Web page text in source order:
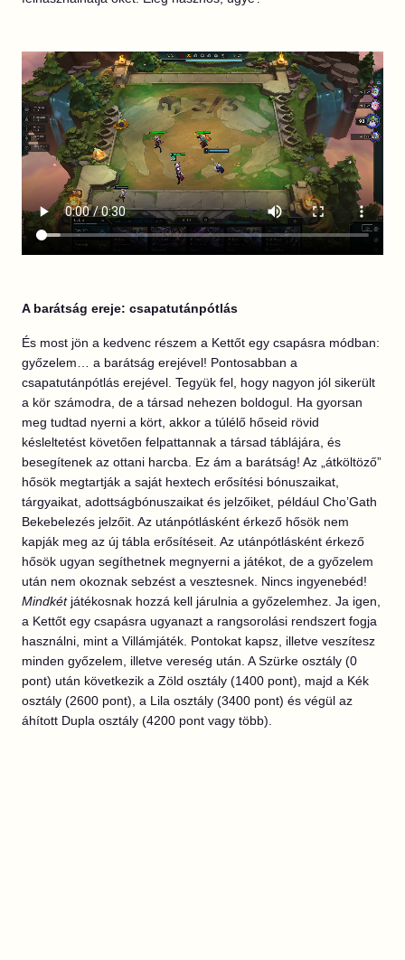
A barátság ereje: csapatutánpótlás
És most jön a kedvenc részem a Kettőt egy csapásra módban:
győzelem… a barátság erejével! Pontosabban a
csapatutánpótlás erejével. Tegyük fel, hogy nagyon jól sikerült
a kör számodra, de a társad nehezen boldogul. Ha gyorsan
meg tudtad nyerni a kört, akkor a túlélő hőseid rövid
késleltetést követően felpattannak a társad táblájára, és
besegítenek az ottani harcba. Ez ám a barátság! Az „átköltöző”
hősök megtartják a saját hextech erősítési bónuszaikat,
tárgyaikat, adottságbónuszaikat és jelzőiket, például Cho’Gath
Bekebelezés jelzőit. Az utánpótlásként érkező hősök nem
kapják meg az új tábla erősítéseit. Az utánpótlásként érkező
hősök ugyan segíthetnek megnyerni a játékot, de a győzelem
után nem okoznak sebzést a vesztesnek. Nincs ingyenebéd!
Mindkét játékosnak hozzá kell járulnia a győzelemhez. Ja igen,
a Kettőt egy csapásra ugyanazt a rangsorolási rendszert fogja
használni, mint a Villámjáték. Pontokat kapsz, illetve veszítesz
minden győzelem, illetve vereség után. A Szürke osztály (0
pont) után következik a Zöld osztály (1400 pont), majd a Kék
osztály (2600 pont), a Lila osztály (3400 pont) és végül az
áhított Dupla osztály (4200 pont vagy több).